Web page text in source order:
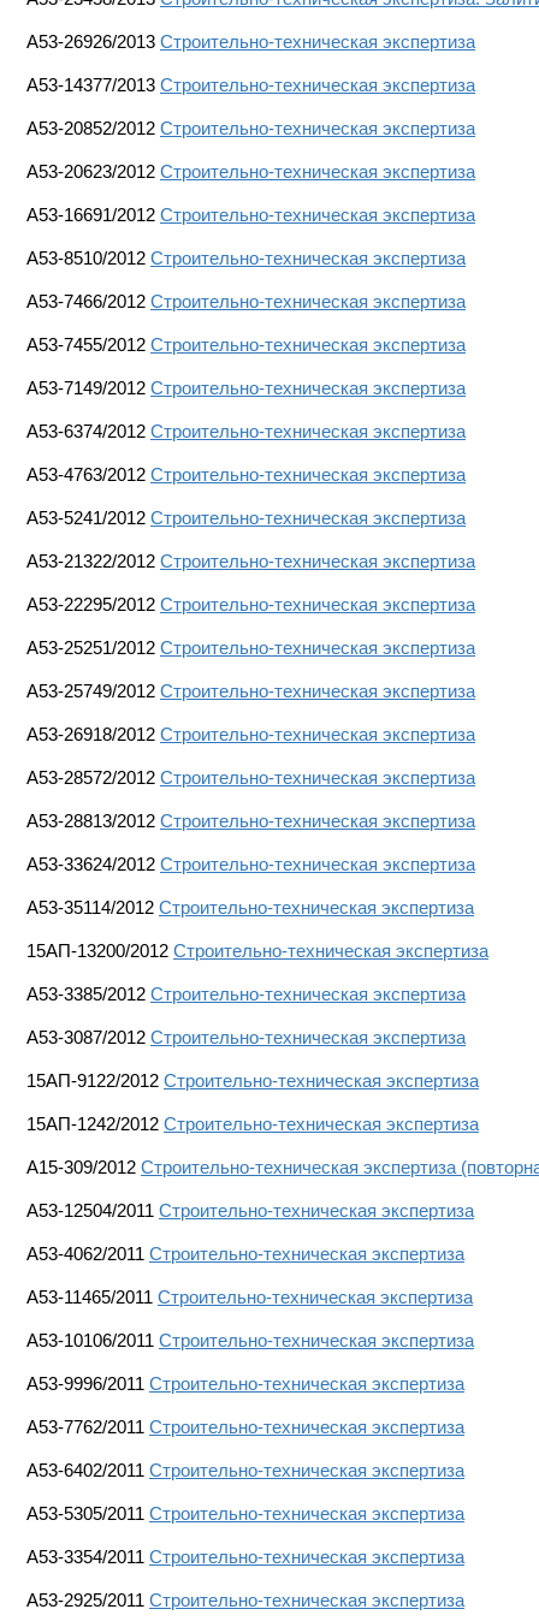
А53-26926/2013 Строительно-техническая экспертиза
А53-14377/2013 Строительно-техническая экспертиза
А53-20852/2012 Строительно-техническая экспертиза
А53-20623/2012 Строительно-техническая экспертиза
А53-16691/2012 Строительно-техническая экспертиза
А53-8510/2012 Строительно-техническая экспертиза
А53-7466/2012 Строительно-техническая экспертиза
А53-7455/2012 Строительно-техническая экспертиза
А53-7149/2012 Строительно-техническая экспертиза
А53-6374/2012 Строительно-техническая экспертиза
А53-4763/2012 Строительно-техническая экспертиза
А53-5241/2012 Строительно-техническая экспертиза
А53-21322/2012 Строительно-техническая экспертиза
А53-22295/2012 Строительно-техническая экспертиза
А53-25251/2012 Строительно-техническая экспертиза
А53-25749/2012 Строительно-техническая экспертиза
А53-26918/2012 Строительно-техническая экспертиза
А53-28572/2012 Строительно-техническая экспертиза
А53-28813/2012 Строительно-техническая экспертиза
А53-33624/2012 Строительно-техническая экспертиза
А53-35114/2012 Строительно-техническая экспертиза
15АП-13200/2012 Строительно-техническая экспертиза
А53-3385/2012 Строительно-техническая экспертиза
А53-3087/2012 Строительно-техническая экспертиза
15АП-9122/2012 Строительно-техническая экспертиза
15АП-1242/2012 Строительно-техническая экспертиза
А15-309/2012 Строительно-техническая экспертиза
А53-12504/2011 Строительно-техническая экспертиза
А53-4062/2011 Строительно-техническая экспертиза
А53-11465/2011 Строительно-техническая экспертиза
А53-10106/2011 Строительно-техническая экспертиза
А53-9996/2011 Строительно-техническая экспертиза
А53-7762/2011 Строительно-техническая экспертиза
А53-6402/2011 Строительно-техническая экспертиза
A53-5305/2011 Строительно-техническая экспертиза
А53-3354/2011 Строительно-техническая экспертиза
А53-2925/2011 Строительно-техническая экспертиза